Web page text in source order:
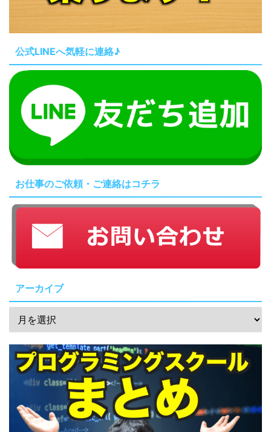
公式LINEへ気軽に連絡♪
お仕事のご依頼・ご連絡はコチラ
アーカイブ